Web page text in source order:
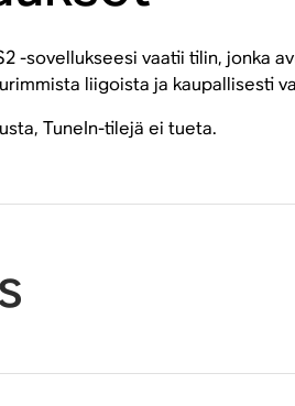
-sovellukseesi vaatii tilin, jonka
liigoista ja kaupallisesti
TuneIn-tilejä ei tueta.